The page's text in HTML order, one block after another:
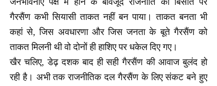
गैरसैंण कभी सियासी ताकत नहीं बन पाया। ताकत बनता भी
कहां से, जिस अवधारणा और जिस जनता के बूते गैरसैंण को
ताकत मिलनी थी वो दोनों ही हाशिए पर धकेल दिए गए।
खैर चलिए, डेढ़ दशक बाद ही सही गैरसैंण की आवाज बुलंद हो
रही है। अभी तक राजनीतिक दल गैरसैंण के लिए संकट बने हुए